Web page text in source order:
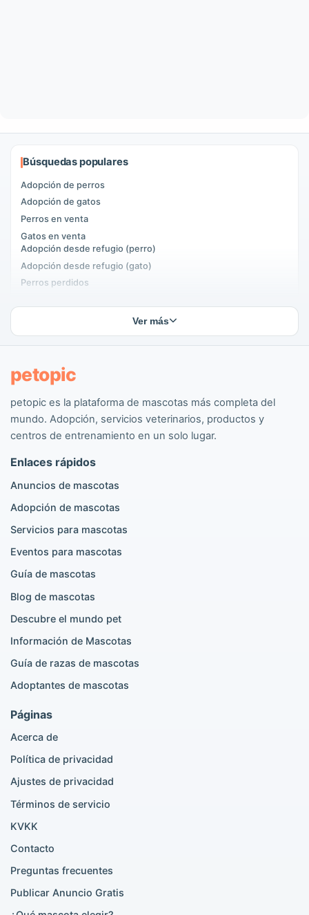
Búsquedas populares
Adopción de perros
Adopción de gatos
Perros en venta
Gatos en venta
Adopción desde refugio (perro)
Adopción desde refugio (gato)
Perros perdidos
Adoptantes de mascotas
Perros populares
Anuncios Maltipoo
Anuncios Golden Retriever
Anuncios Bulldog Francés
Anuncios Chihuahua
Anuncios Cane Corso
Anuncios Doberman
Anuncios Beagle
Pomeranian en venta
Anuncios Scottish Fold
Anuncios Ragdoll
Anuncios Bengal
Anuncios Persa
Anuncios British Shorthair
British Shorthair en venta
Madrid Pomeranian adopción
Ver más
petopic
petopic es la plataforma de mascotas más completa del
mundo. Adopción, servicios veterinarios, productos y
centros de entrenamiento en un solo lugar.
Enlaces rápidos
Anuncios de mascotas
Adopción de mascotas
Servicios para mascotas
Eventos para mascotas
Guía de mascotas
Blog de mascotas
Descubre el mundo pet
Información de Mascotas
Guía de razas de mascotas
Adoptantes de mascotas
Páginas
Acerca de
Política de privacidad
Ajustes de privacidad
Términos de servicio
KVKK
Contacto
Preguntas frecuentes
Publicar Anuncio Gratis